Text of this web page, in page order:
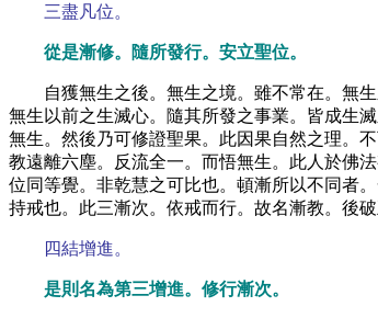
三盡凡位。
從是漸修。隨所發行。安立聖位。
自獲無生之後。無生之境。雖不常在。無
無生以前之生滅心。隨其所發之事業。皆成生
無生。然後乃可修證聖果。此因果自然之理。
教遠離六塵。反流全一。而悟無生。此人於佛
位同等覺。非乾慧之可比也。頓漸所以不同者
持戒也。此三漸次。依戒而行。故名漸教。後
四結增進。
是則名為第三增進。修行漸次。